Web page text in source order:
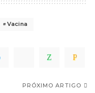
Vacina
PRÓXIMO ARTIGO